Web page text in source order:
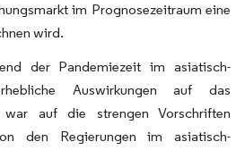
im Prognosezeitraum eine
wird.
der Pandemiezeit im asiatisch-
Auswirkungen auf das
war auf die strengen Vorschriften
den Regierungen im asiatisch-